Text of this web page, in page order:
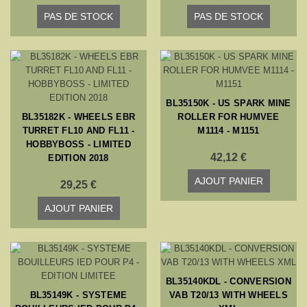
PAS DE STOCK PAS DE STOCK
BL35182K - WHEELS EBR
TURRET FL10 AND FL11 -
HOBBYBOSS - LIMITED
EDITION 2018
29,25 €
AJOUT PANIER
BL35150K - US SPARK MINE
ROLLER FOR HUMVEE
M1114 - M1151
42,12 €
AJOUT PANIER
BL35149K - SYSTEME
BL35140KDL - CONVERSION
VAB T20/13 WITH WHEELS